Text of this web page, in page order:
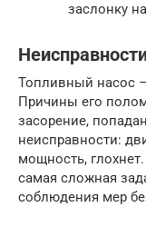
заслонку
Топливный насос
Причины его
засорение,
неисправности:
мощность,
самая сложная
соблюдения мер